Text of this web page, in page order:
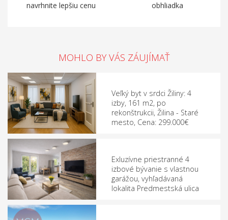
navrhnite lepšiu cenu obhliadka
MOHLO BY VÁS ZÁUJÍMAŤ
Veľký byt v srdci Žiliny: 4
izby, 161 m2, po
rekonštrukcii, Žilina - Staré
mesto, Cena: 299.000€
Exluzívne priestranné 4
izbové bývanie s vlastnou
garážou, vyhľadávaná
lokalita Predmestská ulica